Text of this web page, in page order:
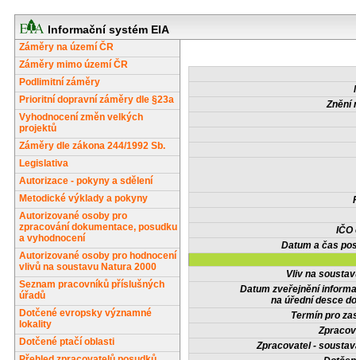
Informační systém EIA
Záměry na území ČR
Záměry mimo území ČR
Podlimitní záměry
Prioritní dopravní záměry dle §23a
Vyhodnocení změn velkých
projektů
Záměry dle zákona 244/1992 Sb.
Legislativa
Autorizace - pokyny a sdělení
Metodické výklady a pokyny
Autorizované osoby pro
zpracování dokumentace, posudku
a vyhodnocení
Autorizované osoby pro hodnocení
vlivů na soustavu Natura 2000
Seznam pracovníků příslušných
úřadů
Dotčené evropsky významné
lokality
Dotčené ptačí oblasti
Znění
IČO
Datum a čas
Vliv na
Datum zveřejnění
na úřední desce
Termín pro
Zpracovatel -